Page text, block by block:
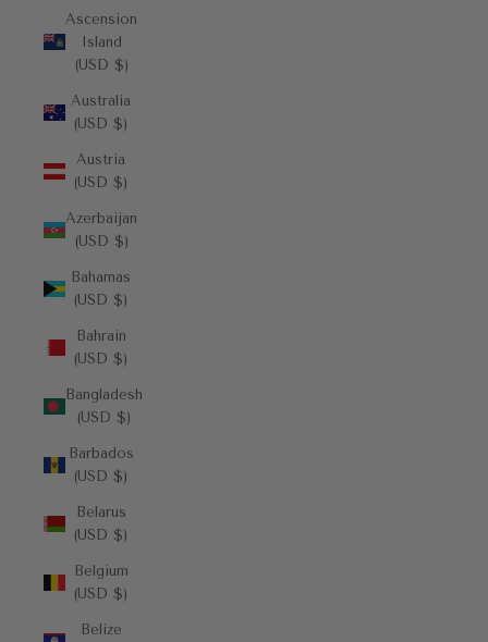
Ascension
Island
(USD $)
Australia
(USD $)
Austria
(USD $)
Azerbaijan
(USD $)
Bahamas
(USD $)
Bahrain
(USD $)
Bangladesh
(USD $)
Barbados
(USD $)
Belarus
(USD $)
Belgium
(USD $)
Belize